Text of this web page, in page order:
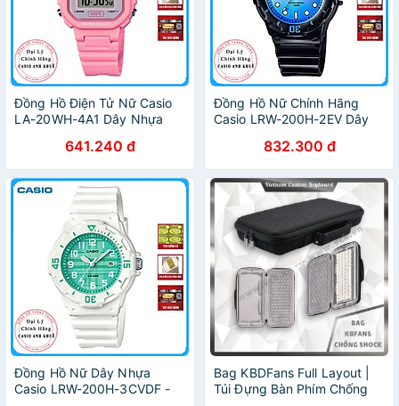
Đồng Hồ Điện Tử Nữ Casio
LA-20WH-4A1 Dây Nhựa
641.240 đ
Đồng Hồ Nữ Chính Hãng
Casio LRW-200H-2EV Dây
832.300 đ
Đồng Hồ Nữ Dây Nhựa
Casio LRW-200H-3CVDF -
Bag KBDFans Full Layout |
Túi Đựng Bàn Phím Chống